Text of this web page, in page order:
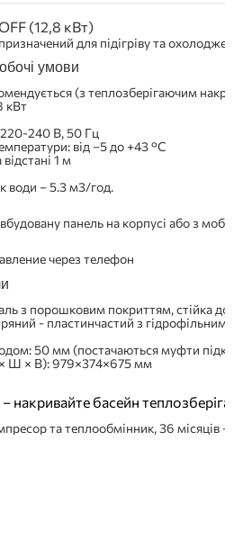
(12,8 кВт)
для підігріву та
умови
(з теплозберігаючим
кВт
240 В, 50 Гц
від –5 до +43 °C
1 м
води – 5.3 м3/год.
панель на корпусі або з
з порошковим покриттям, стійка до
- пластинчастий з гідрофільним
50 мм (постачаються муфти
× Ш × В):979×374×675мм
накривайте басейн
та теплообмінник, 36 місяців